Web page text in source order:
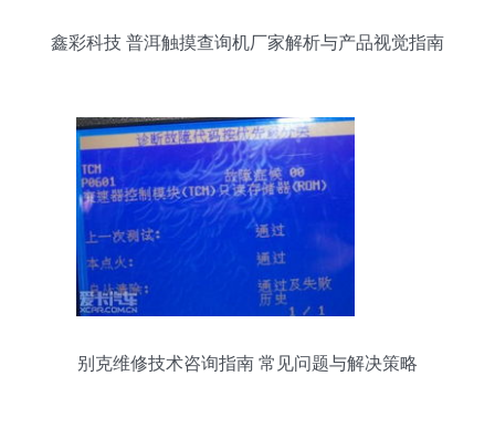
鑫彩科技 普洱触摸查询机厂家解析与产品视觉指南
别克维修技术咨询指南 常见问题与解决策略